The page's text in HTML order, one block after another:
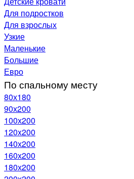
Для подростков
Для взрослых
Узкие
Маленькие
Большие
Евро
По спальному месту
80х180
90х200
100х200
120x200
140х200
160х200
180х200